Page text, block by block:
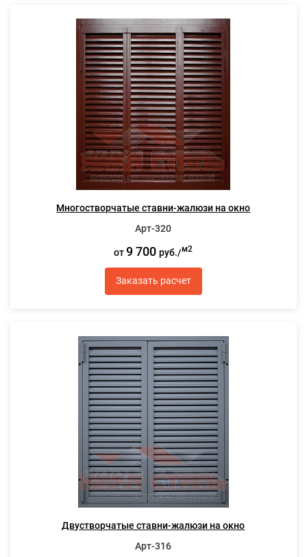
Многостворчатые ставни-жалюзи на окно
Арт-320
от9 700руб./м2
Заказать расчет
Двустворчатые ставни-жалюзи на окно
Арт-316